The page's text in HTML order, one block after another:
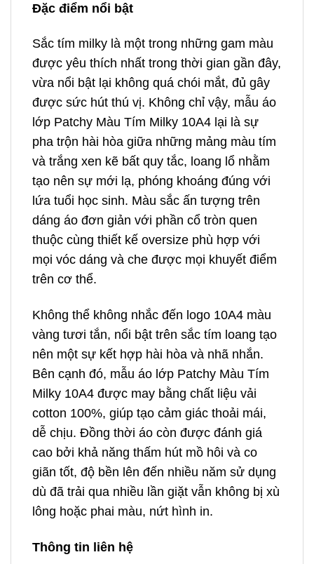
Đặc điểm nổi bật
Sắc tím milky là một trong những gam màu
được yêu thích nhất trong thời gian gần đây,
vừa nổi bật lại không quá chói mắt, đủ gây
được sức hút thú vị. Không chỉ vậy, mẫu áo
lớp Patchy Màu Tím Milky 10A4 lại là sự
pha trộn hài hòa giữa những mảng màu tím
và trắng xen kẽ bất quy tắc, loang lổ nhằm
tạo nên sự mới lạ, phóng khoáng đúng với
lứa tuổi học sinh. Màu sắc ấn tượng trên
dáng áo đơn giản với phần cổ tròn quen
thuộc cùng thiết kế oversize phù hợp với
mọi vóc dáng và che được mọi khuyết điểm
trên cơ thể.
Không thể không nhắc đến logo 10A4 màu
vàng tươi tắn, nổi bật trên sắc tím loang tạo
nên một sự kết hợp hài hòa và nhã nhắn.
Bên cạnh đó, mẫu áo lớp Patchy Màu Tím
Milky 10A4 được may bằng chất liệu vải
cotton 100%, giúp tạo cảm giác thoải mái,
dễ chịu. Đồng thời áo còn được đánh giá
cao bởi khả năng thấm hút mồ hôi và co
giãn tốt, độ bền lên đến nhiều năm sử dụng
dù đã trải qua nhiều lần giặt vẫn không bị xù
lông hoặc phai màu, nứt hình in.
Thông tin liên hệ